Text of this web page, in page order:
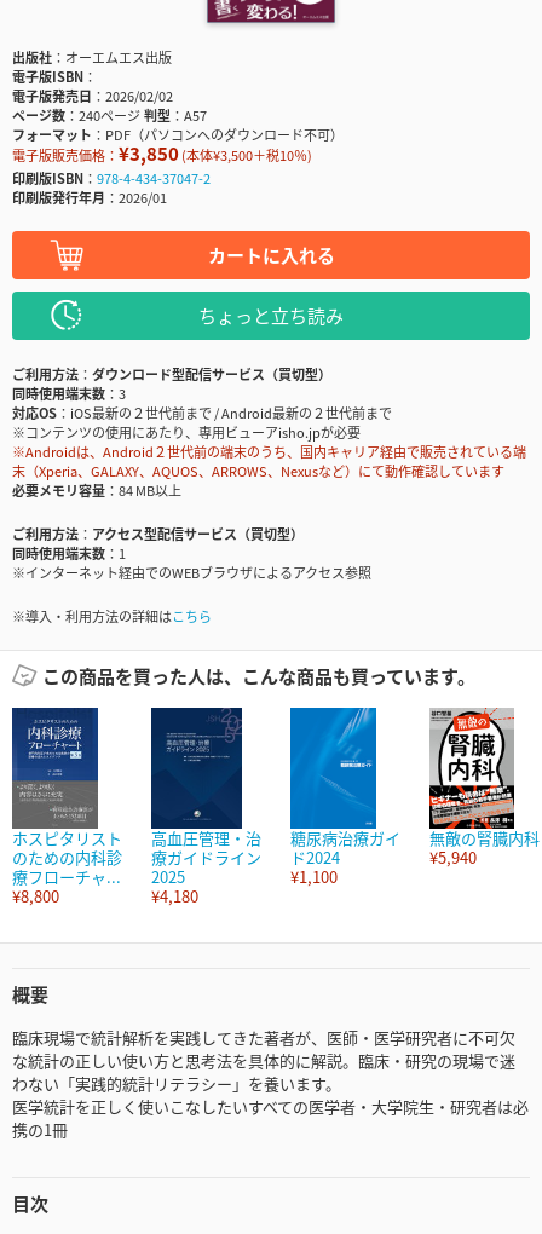
出版社
オーエムエス出版
電子版ISBN
電子版発売日
2026/02/02
ページ数
240ページ判型
A57
フォーマット
PDF（パソコンへのダウンロード不可）
電子版販売価格： ¥3,850(本体¥3,500＋税10％)
印刷版ISBN
978-4-434-37047-2
印刷版発行年月
2026/01
カートに入れる
ちょっと立ち読み
ご利用方法
ダウンロード型配信サービス（買切型）
同時使用端末数
3
対応OS
iOS最新の２世代前まで / Android最新の２世代前まで
※コンテンツの使用にあたり、専用ビューアisho.jpが必要
※Androidは、Android２世代前の端末のうち、国内キャリア経由で販売されている端
末（Xperia、GALAXY、AQUOS、ARROWS、Nexusなど）にて動作確認しています
必要メモリ容量
84 MB以上
ご利用方法
アクセス型配信サービス（買切型）
同時使用端末数
1
※インターネット経由でのWEBブラウザによるアクセス参照
※導入・利用方法の詳細はこちら
この商品を買った人は、こんな商品も買っています。
ホスピタリスト
のための内科診
療フローチャ...
¥8,800
高血圧管理・治
療ガイドライン
2025
¥4,180
糖尿病治療ガイ
ド2024
¥1,100
無敵の腎臓内科
¥5,940
概要
臨床現場で統計解析を実践してきた著者が、医師・医学研究者に不可欠
な統計の正しい使い方と思考法を具体的に解説。臨床・研究の現場で迷
わない「実践的統計リテラシー」を養います。
医学統計を正しく使いこなしたいすべての医学者・大学院生・研究者は必
携の1冊
目次